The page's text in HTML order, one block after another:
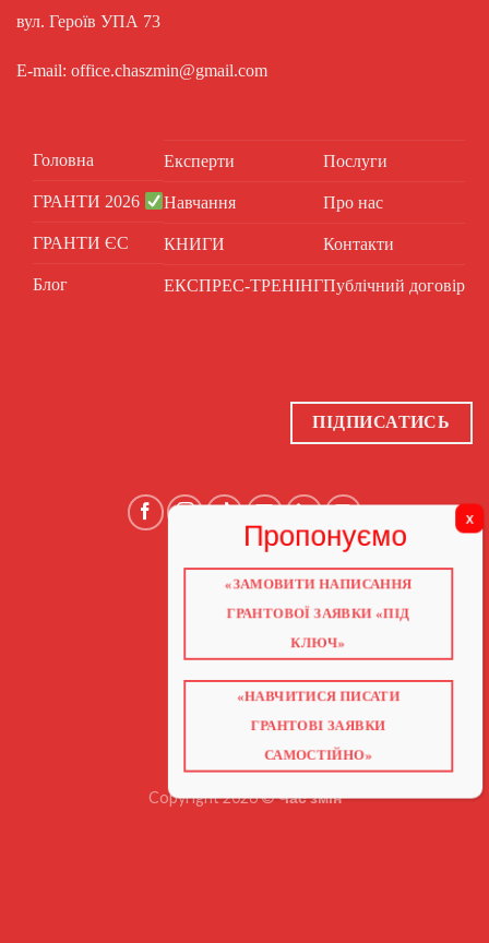
вул. Героїв УПА 73
E-mail: office.chaszmin@gmail.com
Головна
ГРАНТИ 2026
ГРАНТИ ЄС
Блог
Експерти
Навчання
КНИГИ
ЕКСПРЕС-ТРЕНІНГ
Послуги
Про нас
Контакти
Публічний договір
ПІДПИСАТИСЬ
ГОЛОВНА
ГРАНТИ 2026
ПОСЛУГИ
НАВЧАННЯ
КНИГИ
ВІДЕО ПРО ГРАНТИ
Copyright 2026 ©Час змін
«ЗАМОВИТИ НАПИСАННЯ
ГРАНТОВОЇ ЗАЯВКИ «ПІД
КЛЮЧ»
«НАВЧИТИСЯ ПИСАТИ
ГРАНТОВІ ЗАЯВКИ
САМОСТІЙНО»